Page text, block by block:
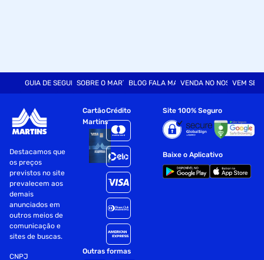
GUIA DE SEGURANÇASOBRE O MARTINSBLOG FALA MARTVENDA NO NOSSO SITE
VEM SER
Destacamos que
os preços
previstos no site
prevalecem aos
demais
anunciados em
outros meios de
comunicação e
sites de buscas.
CNPJ
Cartão
Martins
Crédito
Outras formas
Site 100% Seguro
Baixe o Aplicativo